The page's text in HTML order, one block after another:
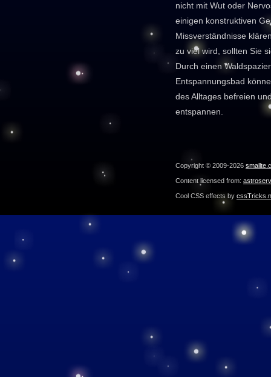
nicht mit Wut oder
einigen konstruktiven
Missverständnisse
zu viel wird, sollten Sie
Durch einen
Entspannungsbad
des Alltages befreien
entspannen.
Copyright © 2009-2026
Content licensed from:
Cool CSS effects by